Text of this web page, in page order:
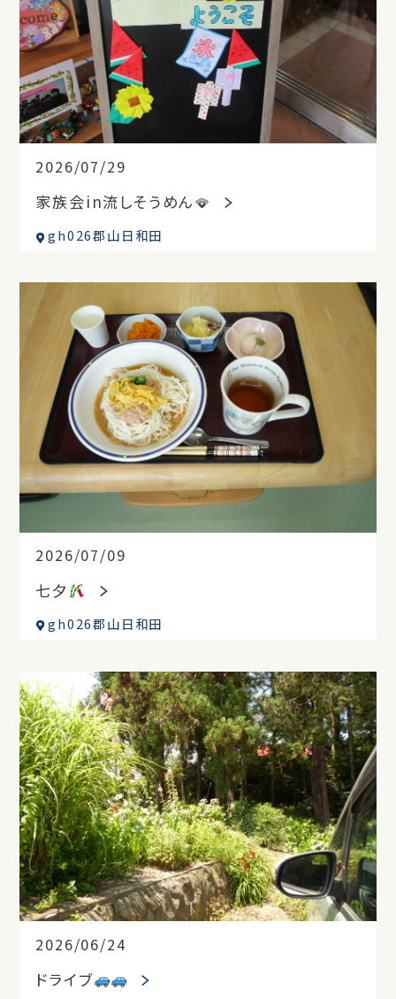
2026/07/29
家族会in流しそうめん🪭
gh026郡山日和田
2026/07/09
七夕
gh026郡山日和田
2026/06/24
ドライブ